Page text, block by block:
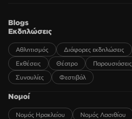
Blogs
Εκδηλώσεις
Αθλητισμός Διάφορες εκδηλώσεις
Εκθέσεις
Θέατρο Παρουσιάσεις
Συναυλίες
Φεστιβάλ
Νομοί
Νομός Ηρακλείου Νομός Λασιθίου